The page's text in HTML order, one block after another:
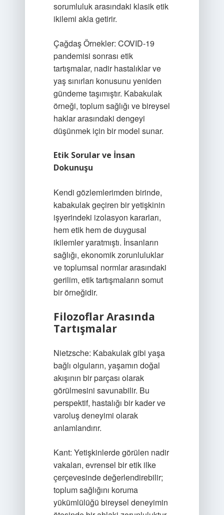
sorumluluk arasındaki klasik etik
ikilemi akla getirir.
Çağdaş Örnekler: COVID-19
pandemisi sonrası etik
tartışmalar, nadir hastalıklar ve
yaş sınırları konusunu yeniden
gündeme taşımıştır. Kabakulak
örneği, toplum sağlığı ve bireysel
haklar arasındaki dengeyi
düşünmek için bir model sunar.
Etik Sorular ve İnsan
Dokunuşu
Kendi gözlemlerimden birinde,
kabakulak geçiren bir yetişkinin
işyerindeki izolasyon kararları,
hem etik hem de duygusal
ikilemler yaratmıştı. İnsanların
sağlığı, ekonomik zorunluluklar
ve toplumsal normlar arasındaki
gerilim, etik tartışmaların somut
bir örneğidir.
Filozoflar Arasında
Tartışmalar
Nietzsche: Kabakulak gibi yaşa
bağlı olguların, yaşamın doğal
akışının bir parçası olarak
görülmesini savunabilir. Bu
perspektif, hastalığı bir kader ve
varoluş deneyimi olarak
anlamlandırır.
Kant: Yetişkinlerde görülen nadir
vakaları, evrensel bir etik ilke
çerçevesinde değerlendirebilir;
toplum sağlığını koruma
yükümlülüğü bireysel deneyimin